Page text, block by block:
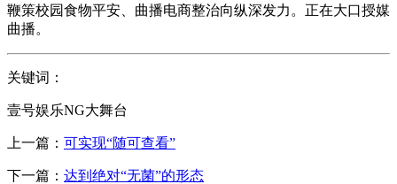
鞭策校园食物平安、曲播电商整治向纵深发力。正在大口授媒
曲播。
关键词：
壹号娱乐NG大舞台
上一篇： 可实现“随可查看”
下一篇： 达到绝对“无菌”的形态